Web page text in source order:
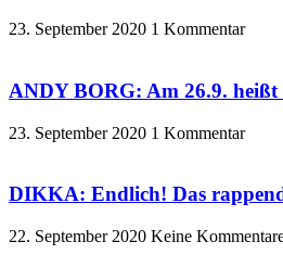
23. September 2020 1 Kommentar
ANDY BORG: Am 26.9. heißt
23. September 2020 1 Kommentar
DIKKA: Endlich! Das
22. September 2020 Keine